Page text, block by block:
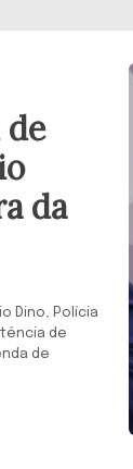
de
da
Dino, Polícia
de
de